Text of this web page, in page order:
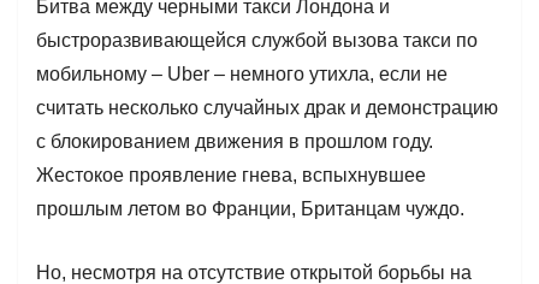
Битва между черными такси Лондона и
быстроразвивающейся службой вызова такси по
мобильному – Uber – немного утихла, если не
считать несколько случайных драк и демонстрацию
с блокированием движения в прошлом году.
Жестокое проявление гнева, вспыхнувшее
прошлым летом во Франции, Британцам чуждо.
Но, несмотря на отсутствие открытой борьбы на